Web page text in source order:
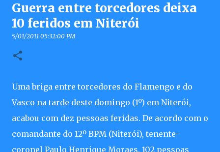
Guerra entre torcedores deixa
10 feridos em Niterói
5/01/2011 05:32:00 PM
Uma briga entre torcedores do Flamengo e do
Vasco na tarde deste domingo (1º) em Niterói,
acabou com dez pessoas feridas. De acordo com o
comandante do 12º BPM (Niterói), tenente-
coronel Paulo Henrique Moraes, 102 pessoas